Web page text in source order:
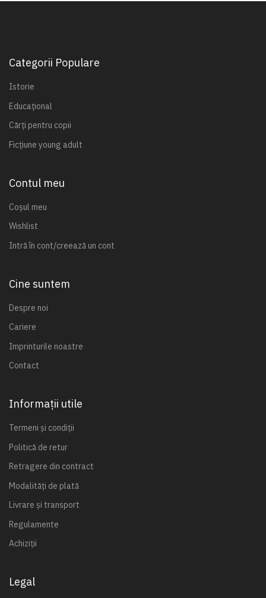
Categorii Populare
Istorie
Educațional
Cărți pentru copii
Ficțiune young adult
Contul meu
Coșul meu
Wishlist
Intră în cont/creează un cont
Cine suntem
Despre noi
Cariere
Imprinturile noastre
Contact
Informații utile
Termeni și condiții
Politică de retur
Retragere din contract
Modalități de plată
Livrare și transport
Regulamente
Achiziții
Legal